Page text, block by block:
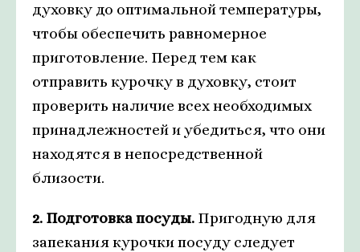
духовку до оптимальной температуры,
чтобы обеспечить равномерное
приготовление. Перед тем как
отправить курочку в духовку, стоит
проверить наличие всех необходимых
принадлежностей и убедиться, что они
находятся в непосредственной
близости.
2. Подготовка посуды. Пригодную для
запекания курочки посуду следует